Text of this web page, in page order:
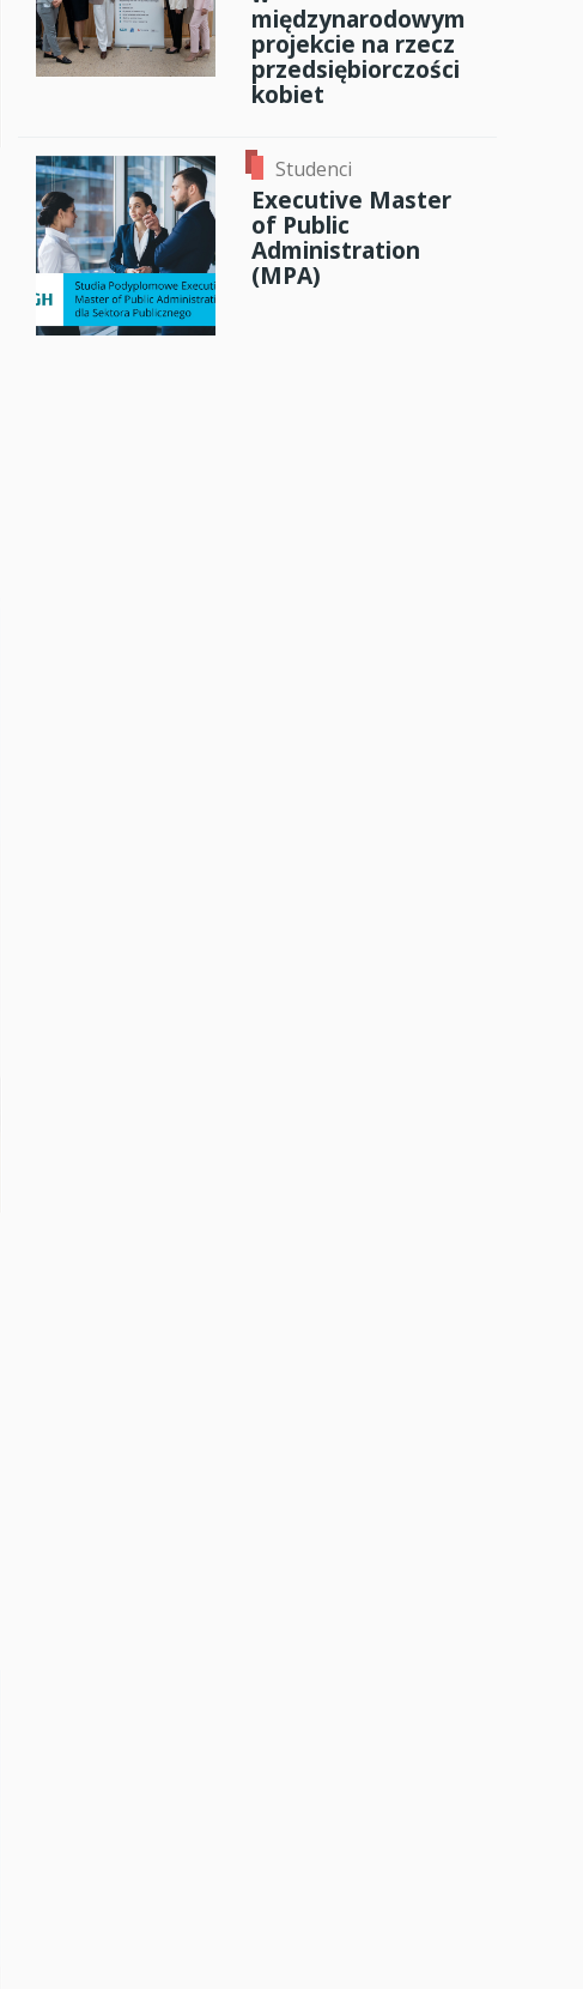
międzynarodowym
projekcie na rzecz
przedsiębiorczości
kobiet
Studenci
Executive Master
of Public
Administration
(MPA)